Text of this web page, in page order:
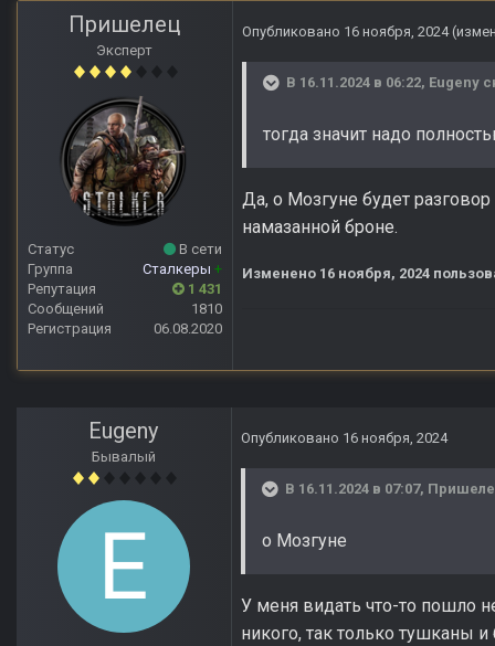
Пришелец
Эксперт
Статус
В сети
Группа
Сталкеры +
Репутация
1 431
Сообщений
1810
Регистрация
06.08.2020
Опубликовано 16 ноября, 2024
В 16.11.2024 в 06:22, Eugeny
тогда значит надо
Да, о Мозгуне будет
намазанной броне.
Изменено 16 ноября, 2024
Eugeny
Бывалый
Опубликовано 16 ноября, 2024
В 16.11.2024 в 07:07,
о Мозгуне
У меня видать что-то пошло
никого, так только тушканы